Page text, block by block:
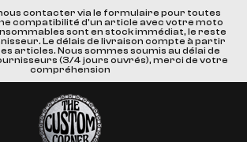
contacter via le formulaire pour toutes
compatibilité d'un article avec votre moto
sont en stock immédiat, le reste
Le délais de livraison compte à partir
articles. Nous sommes soumis au délai de
(3/4 jours ouvrés), merci de votre
compréhension